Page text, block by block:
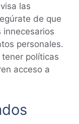
las
de que
innecesarios
personales.
políticas
acceso a